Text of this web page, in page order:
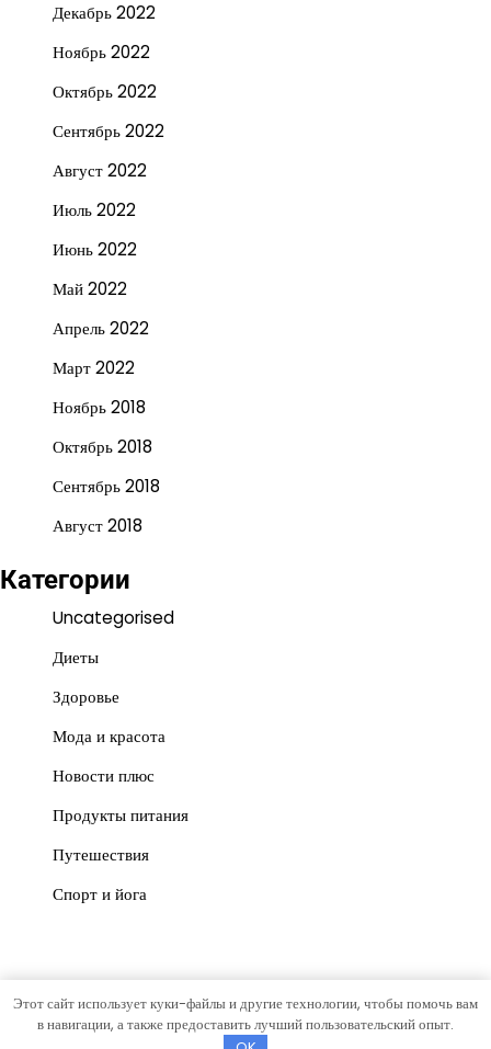
Декабрь 2022
Ноябрь 2022
Октябрь 2022
Сентябрь 2022
Август 2022
Июль 2022
Июнь 2022
Май 2022
Апрель 2022
Март 2022
Ноябрь 2018
Октябрь 2018
Сентябрь 2018
Август 2018
Категории
Uncategorised
Диеты
Здоровье
Мода и красота
Новости плюс
Продукты питания
Путешествия
Спорт и йога
Copyright © 2026Красота и пользаТема News Store от
Этот сайт использует куки-файлы и другие технологии, чтобы помочь вам
в навигации, а также предоставить лучший пользовательский опыт.